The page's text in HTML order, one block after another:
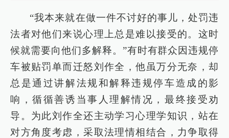
“我本来就在做一件不讨好的事儿，处罚违
法者对他们来说心理上总是难以接受的。这时
候就需要向他们多解释。”有时有群众因违规停
车被贴罚单而迁怒刘作全，他虽万分无奈，却
总是通过讲解法规和解释违规停车造成的影
响，循循善诱当事人理解情况，最终接受劝
导。为此刘作全还主动学习心理学知识，站在
对方角度考虑，采取法理情相结合，力争取得